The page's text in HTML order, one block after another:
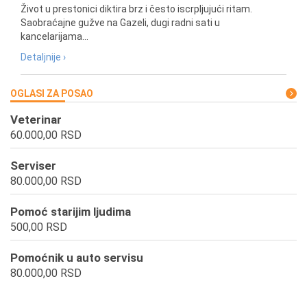
Život u prestonici diktira brz i često iscrpljujući ritam.
Saobraćajne gužve na Gazeli, dugi radni sati u
kancelarijama...
Detaljnije ›
OGLASI ZA POSAO
Veterinar
60.000,00 RSD
Serviser
80.000,00 RSD
Pomoć starijim ljudima
500,00 RSD
Pomoćnik u auto servisu
80.000,00 RSD